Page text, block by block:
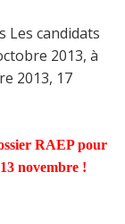
Les candidats
2013, à
2013, 17
RAEP pour
novembre !